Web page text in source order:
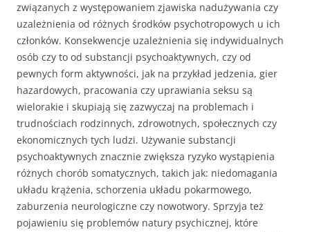
związanych z występowaniem zjawiska nadużywania czy
uzależnienia od różnych środków psychotropowych u ich
członków. Konsekwencje uzależnienia się indywidualnych
osób czy to od substancji psychoaktywnych, czy od
pewnych form aktywności, jak na przykład jedzenia, gier
hazardowych, pracowania czy uprawiania seksu są
wielorakie i skupiają się zazwyczaj na problemach i
trudnościach rodzinnych, zdrowotnych, społecznych czy
ekonomicznych tych ludzi. Używanie substancji
psychoaktywnych znacznie zwiększa ryzyko wystąpienia
różnych chorób somatycznych, takich jak: niedomagania
układu krążenia, schorzenia układu pokarmowego,
zaburzenia neurologiczne czy nowotwory. Sprzyja też
pojawieniu się problemów natury psychicznej, które